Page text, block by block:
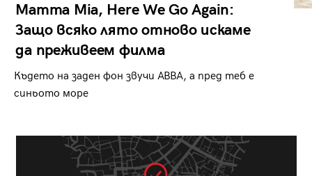
Mamma Mia, Here We Go Again:
Защо всяко лято отново искаме
да преживеем филма
Където на заден фон звучи ABBA, а пред теб е
синьото море